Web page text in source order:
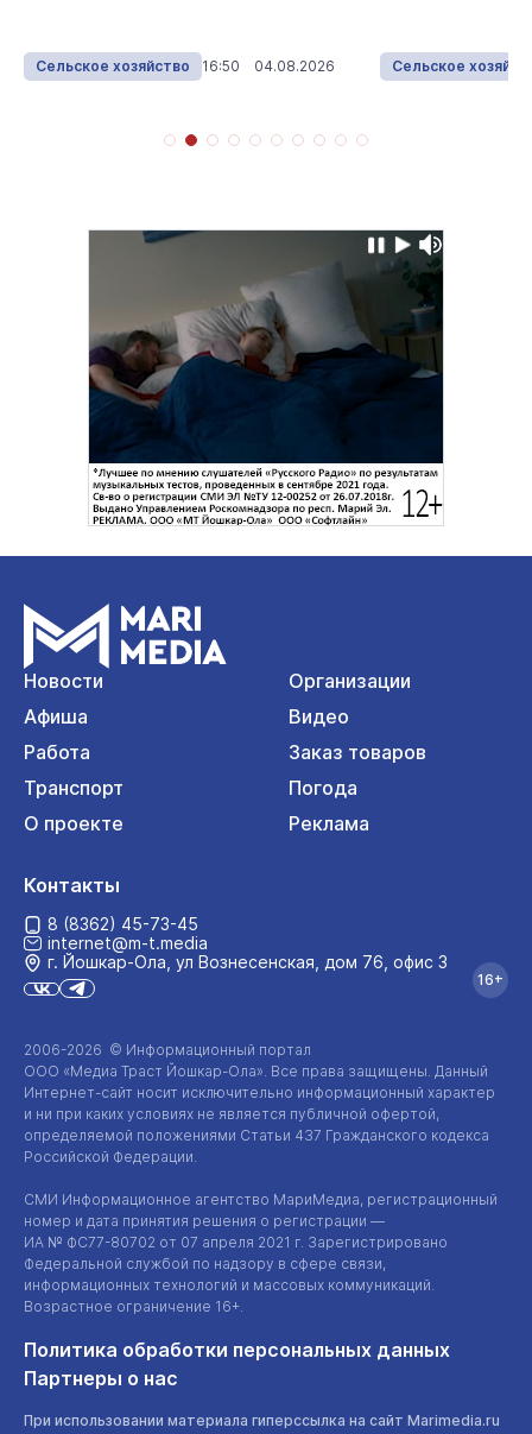
Сельское хозяйство 16:50 04.08.2026 Сельское
Новости
Организации
Афиша
Видео
Работа
Заказ товаров
Транспорт
Погода
О проекте
Реклама
2006-2026 © Информационный портал
ООО «Медиа Траст Йошкар-Ола». Все права защищены. Данный
Интернет-сайт носит исключительно информационный характер
и ни при каких условиях не является публичной офертой,
определяемой положениями Статьи 437 Гражданского кодекса
Российской Федерации.
СМИ Информационное агентство МариМедиа, регистрационный
номер и дата принятия решения о регистрации —
ИА № ФС77-80702 от 07 апреля 2021 г. Зарегистрировано
Федеральной службой по надзору в сфере связи,
информационных технологий и массовых коммуникаций.
Возрастное ограничение 16+.
Политика обработки персональных данных
Партнеры о нас
При использовании материала гиперссылка на сайт Marimedia.ru
Контакты
8 (8362) 45-73-45
internet@m-t.media
г. Йошкар‑Ола, ул Вознесенская, дом 76, офис 3
16+